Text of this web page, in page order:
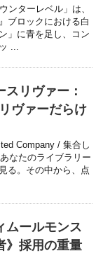
ターレベル」は、
ブロックにおける白
」に青を足し、コン
...
スリヴァー：
ヴァーだらけ
Company / 集合し
なたのライブラリー
る。その中から、点
ムールモンス
》採用の重量